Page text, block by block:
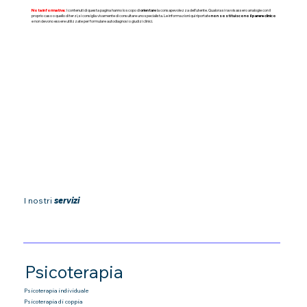
Nota informativa:I contenuti di questa pagina hanno lo scopo diorientarela consapevolezza dell'utente. Qualora si ravvisassero analogie con il
proprio caso o quello di terzi, si consiglia vivamente di consultare uno specialista. Le informazioni qui riportatenon sostituiscono il parere clinico
e non devono essere utilizzate per formulare autodiagnosi o giudizi clinici.
I nostriservizi
Psicoterapia
Psicoterapia individuale
Psicoterapia di coppia